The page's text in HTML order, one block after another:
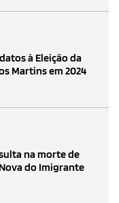
à Eleição da
Martins em 2024
na morte de
do Imigrante